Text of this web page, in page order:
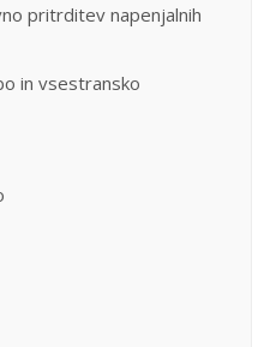
pritrditev napenjalnih
in vsestransko